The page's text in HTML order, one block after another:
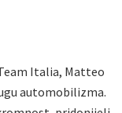
Italia, Matteo
automobilizma.